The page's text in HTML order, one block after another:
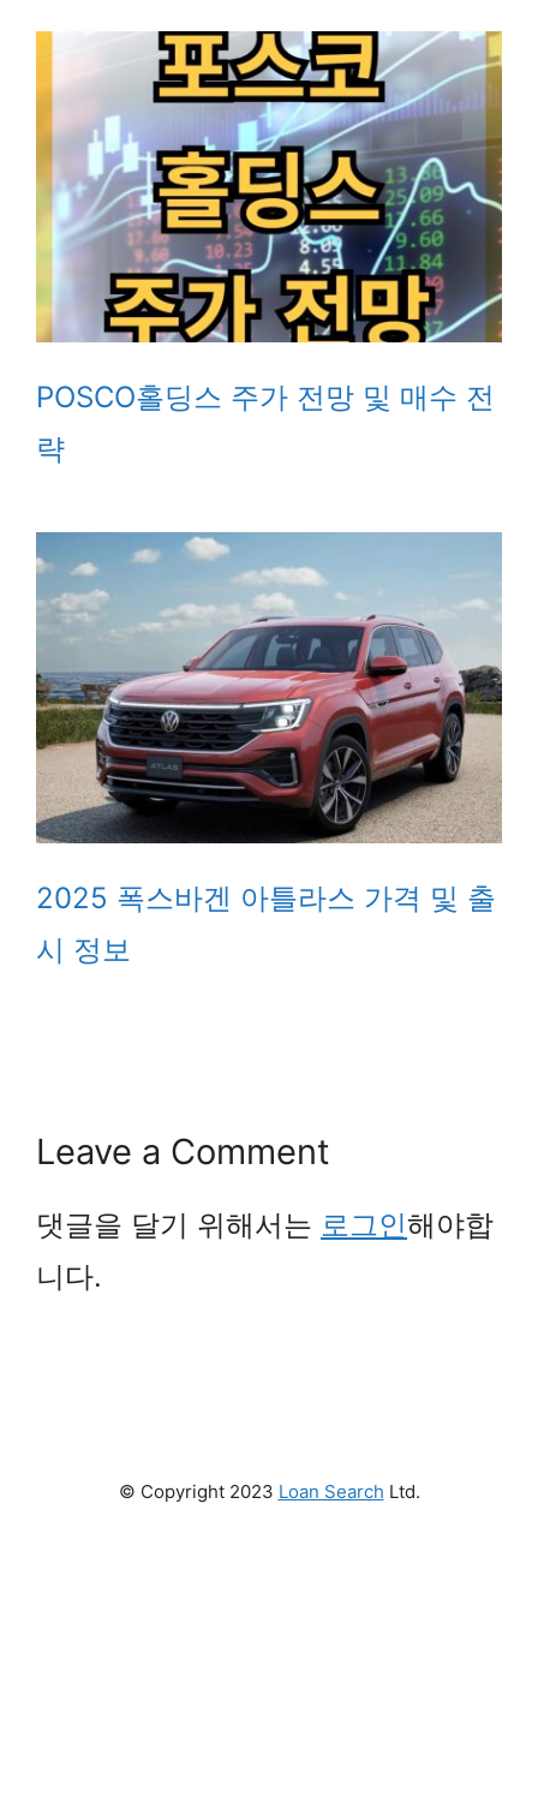
POSCO홀딩스 주가 전망 및 매수 전
략
2025 폭스바겐 아틀라스 가격 및 출
시 정보
Leave a Comment
댓글을 달기 위해서는 로그인해야합
니다.
© Copyright 2023 Loan Search Ltd.